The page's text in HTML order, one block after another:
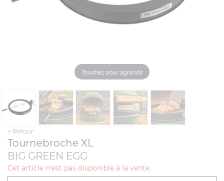
Touchez pour agrandir
< Retour
Tournebroche XL
BIG GREEN EGG
Cet article n'est pas disponible à la vente.